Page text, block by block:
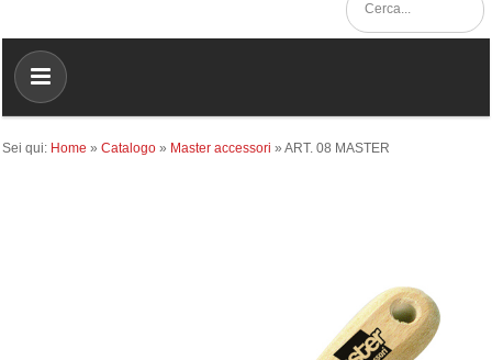
Sei qui: Home » Catalogo » Master accessori » ART. 08 MASTER